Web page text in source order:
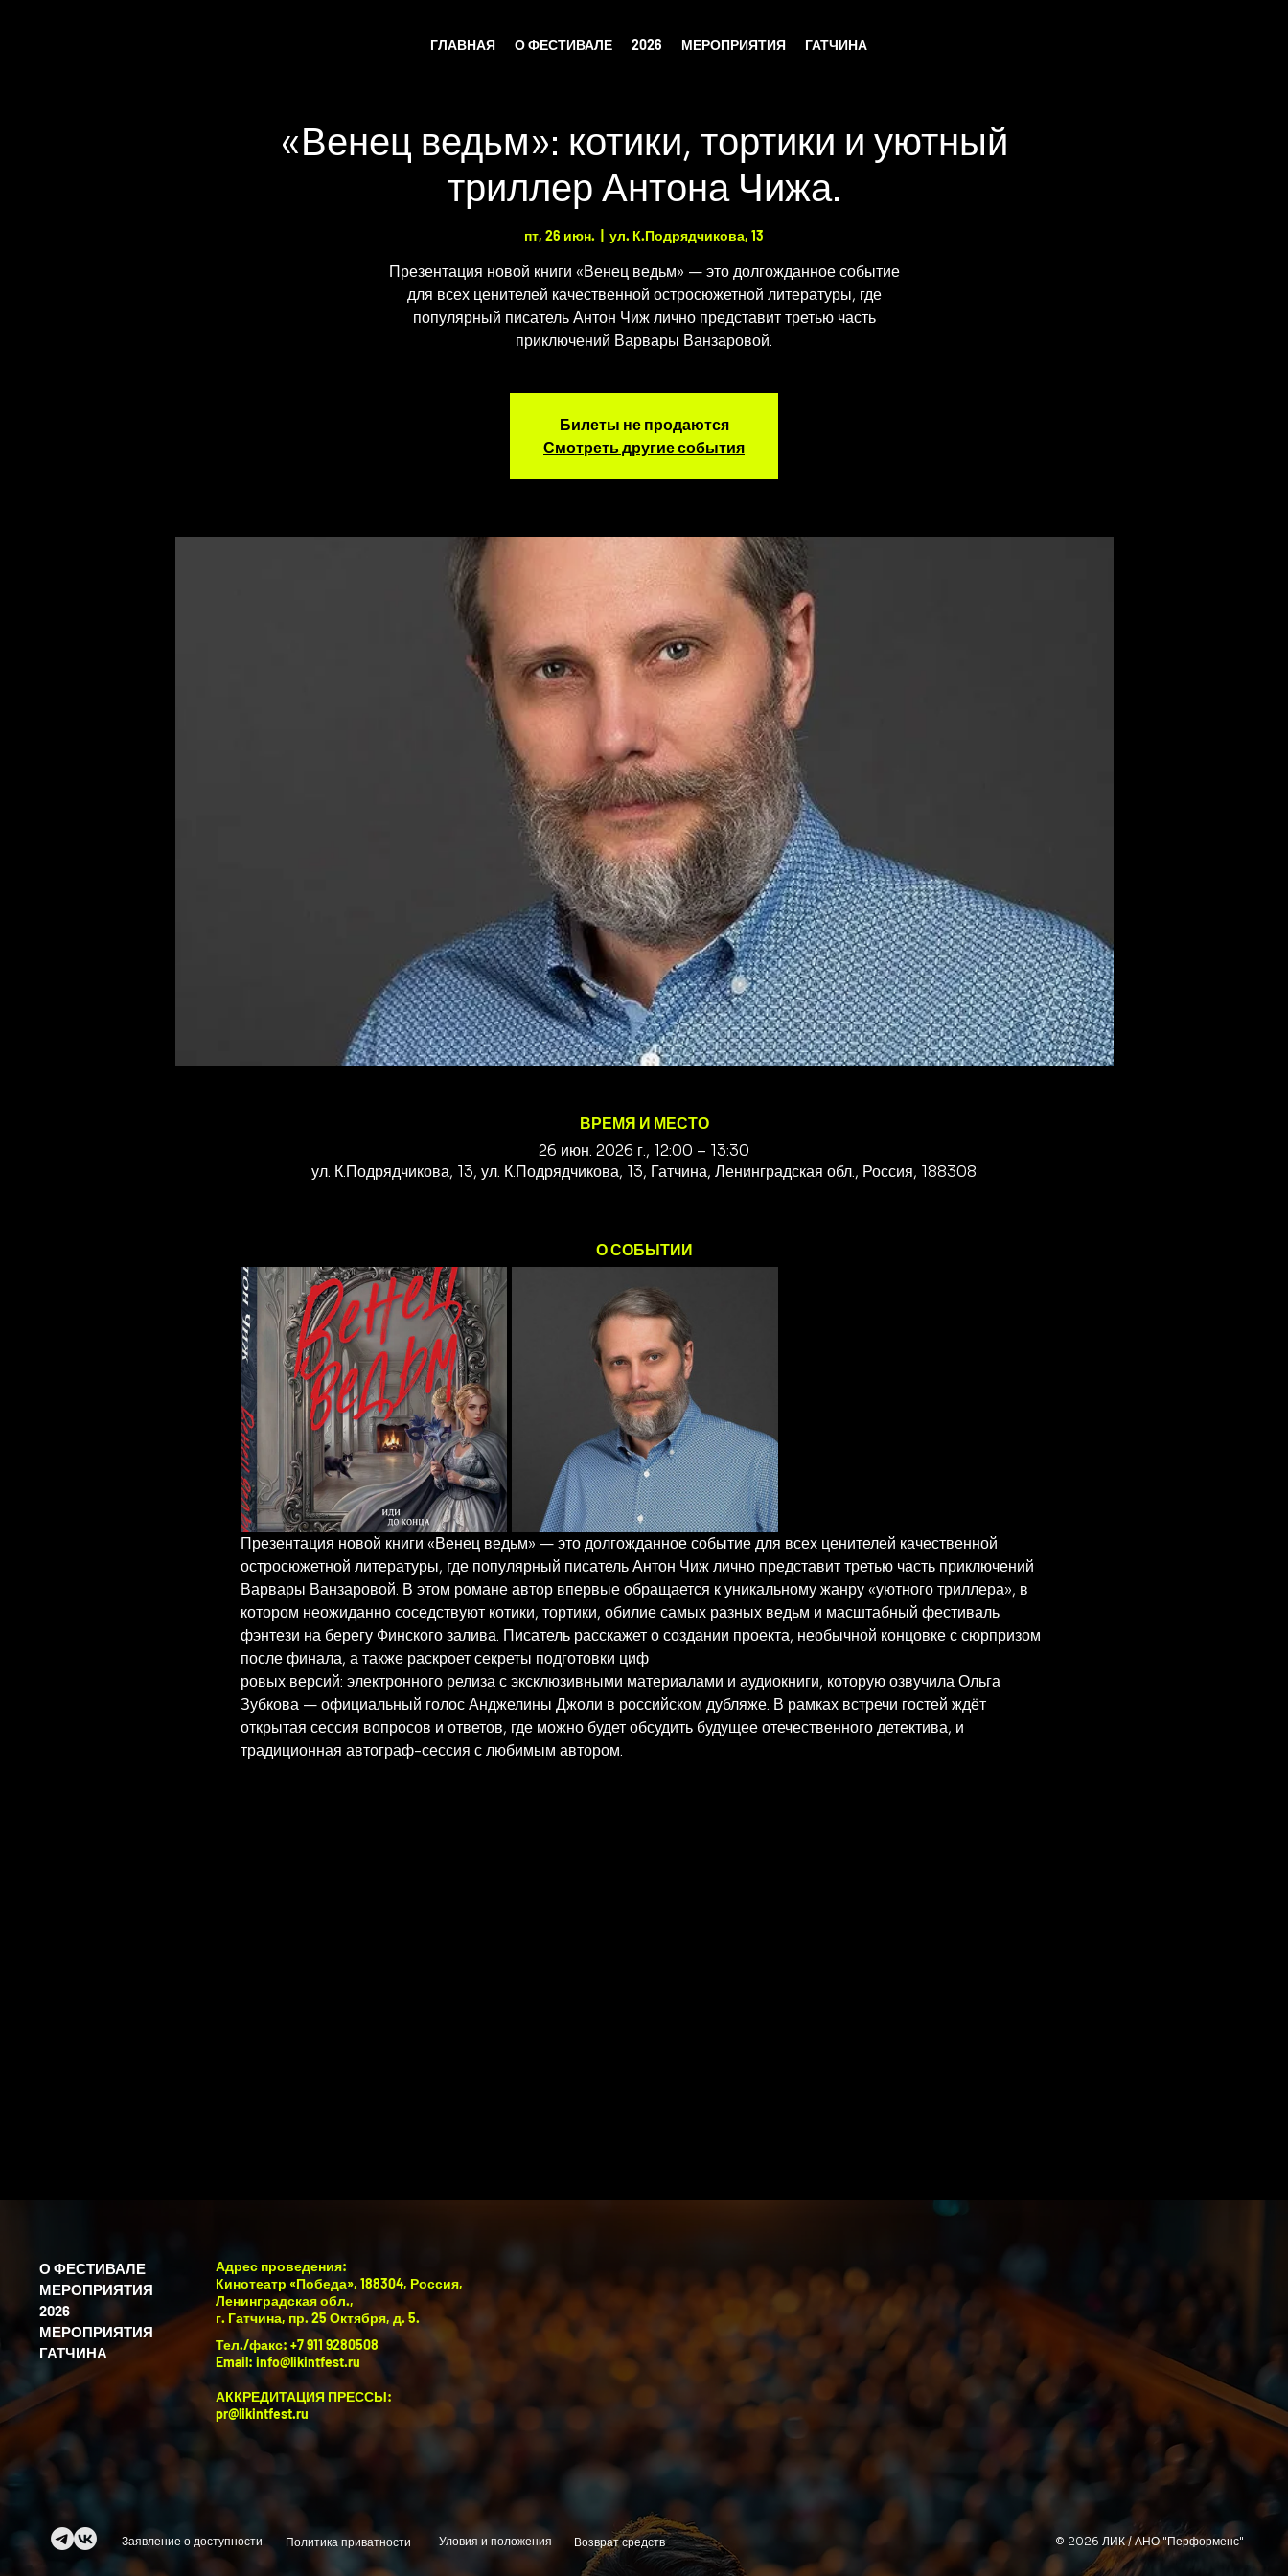
ГЛАВНАЯ О ФЕСТИВАЛЕ 2026 МЕРОПРИЯТИЯ ГАТЧИНА
«Венец ведьм»: котики, тортики и уютный
триллер Антона Чижа.
пт, 26 июн. ул. К.Подрядчикова, 13
Презентация новой книги «Венец ведьм» — это долгожданное событие
для всех ценителей качественной остросюжетной литературы, где
популярный писатель Антон Чиж лично представит третью часть
приключений Варвары Ванзаровой.
Билеты не продаются
Смотреть другие события
ВРЕМЯ И МЕСТО
26 июн. 2026 г., 12:00 – 13:30
ул. К.Подрядчикова, 13, ул. К.Подрядчикова, 13, Гатчина, Ленинградская обл., Россия, 188308
О СОБЫТИИ
Презентация новой книги «Венец ведьм» — это долгожданное событие для всех ценителей качественной
остросюжетной литературы, где популярный писатель Антон Чиж лично представит третью часть приключений
Варвары Ванзаровой. В этом романе автор впервые обращается к уникальному жанру «уютного триллера», в
котором неожиданно соседствуют котики, тортики, обилие самых разных ведьм и масштабный фестиваль
фэнтези на берегу Финского залива. Писатель расскажет о создании проекта, необычной концовке с сюрпризом
после финала, а также раскроет секреты подготовки циф
ровых версий: электронного релиза с эксклюзивными материалами и аудиокниги, которую озвучила Ольга
Зубкова — официальный голос Анджелины Джоли в российском дубляже. В рамках встречи гостей ждёт
открытая сессия вопросов и ответов, где можно будет обсудить будущее отечественного детектива, и
традиционная автограф-сессия с любимым автором.
О ФЕСТИВАЛЕ
МЕРОПРИЯТИЯ
2026
МЕРОПРИЯТИЯ
ГАТЧИНА
Адрес проведения:
Кинотеатр «Победа», 188304, Россия,
Ленинградская обл.,
г. Гатчина, пр. 25 Октября, д. 5.
Тел./факс: +7 911 9280508
Email: info@likintfest.ru
АККРЕДИТАЦИЯ ПРЕССЫ:
pr@likintfest.ru
Заявление о доступности Политика приватности Уловия и положения Возврат средств © 2026 ЛИК / АНО "Перформенс"